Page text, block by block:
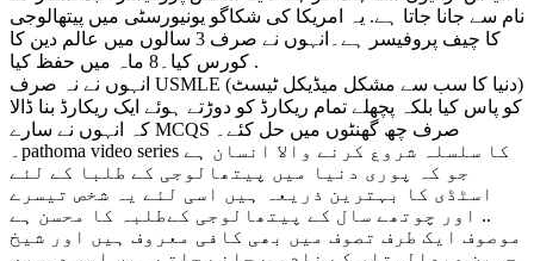
نام سے جانا جاتا ہے. یہ امریکا کی شکاگو یونیورسٹی میں پیتھالوجی
کا چیف پروفیسر ہے۔انہوں نے صرف 3 سالوں میں عالم دین کا
کورس کیا۔8 ماہ میں حفظ کیا .
انہوں نے نہ صرف USMLE (دنیا کا سب سے مشکل میڈیکل ٹیسٹ)
کو پاس کیا بلکہ پچھلے تمام ریکارڈ کو دوڑتے ہوئے ایک ریکارڈ بنا ڈالا
کہ انہوں نے سارے MCQS صرف چھ گھنٹوں میں حل کئے۔
جو کہ پوری دنیا میں پیتھالوجی کے طلبا کے لئے
اسٹڈی کا بہترین ذریعہ ہیں اسی لئے یہ شخص تیسرے
اور چوتھے سال کے پیتھالوجی کےطلبہ کا محسن ہے ..
موصوف ایک طرف تصوف میں بھی کافی معروف ہیں اور شیخ